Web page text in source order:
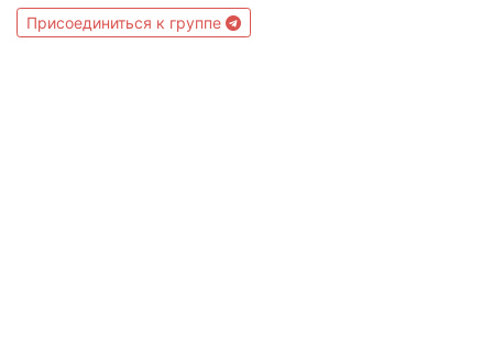
Присоединиться к группе